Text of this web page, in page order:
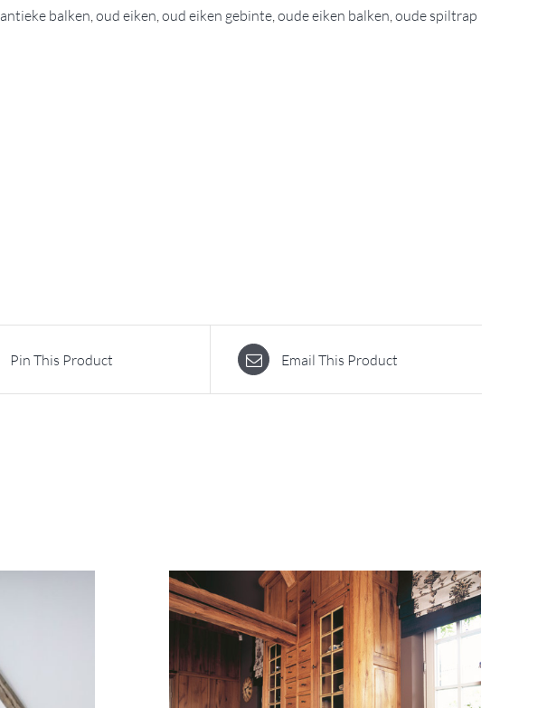
antieke balken,oud eiken,oud eiken gebinte,oude eiken balken,oude spiltrap
Pin This Product Email This Product